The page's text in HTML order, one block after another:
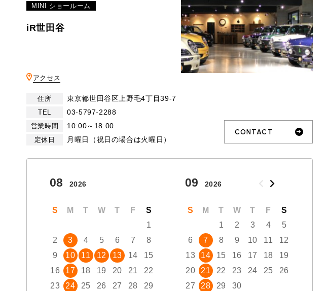
MINI ショールーム
iR世田谷
アクセス
住所 東京都世田谷区上野毛4丁目39-7
TEL 03-5797-2288
営業時間 10:00～18:00
定休日 月曜日（祝日の場合は火曜日）
CONTACT
08 2026
S M T W T F
S
1
2
3 4 5 6 7
8
9
10 11 12 13 14
15
16
17 18 19 20 21
22
23
24 25 26 27 28
29
09 2026
S M T W T F
S
1
2 3 4
5
6
7 8 9 10 11
12
13
14 15 16 17 18
19
20
21 22 23 24 25
26
27
28 29 30